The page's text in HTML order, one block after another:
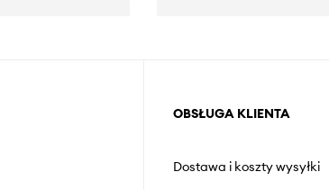
OBSŁUGA KLIENTA
Dostawa i koszty wysyłki